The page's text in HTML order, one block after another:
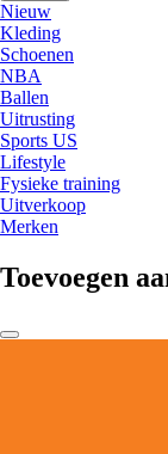
Nieuw
Kleding
Schoenen
NBA
Ballen
Uitrusting
Sports US
Lifestyle
Fysieke training
Uitverkoop
Merken
Toevoegen